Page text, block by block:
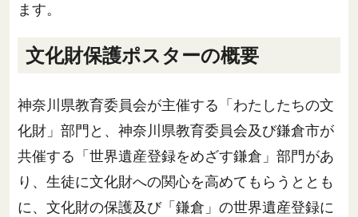
ます。
文化財保護ポスターの概要
神奈川県教育委員会が主催する「わたしたちの文
化財」部門と、神奈川県教育委員会及び鎌倉市が
共催する「世界遺産登録をめざす鎌倉」部門があ
り、生徒に文化財への関心を高めてもらうととも
に、文化財の保護及び「鎌倉」の世界遺産登録に